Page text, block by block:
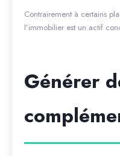
Contrairement à certains
l’immobilier est un actif
Générer